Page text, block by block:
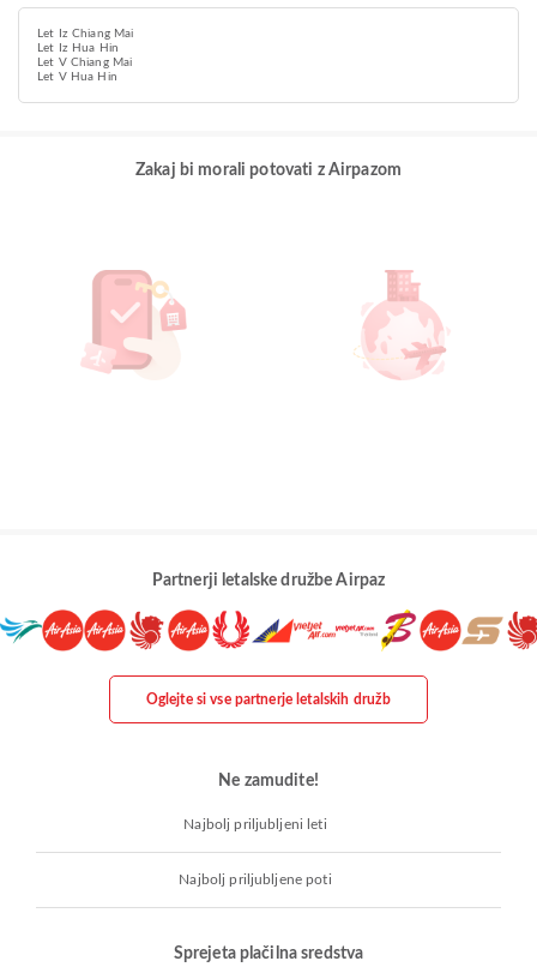
Let Iz Chiang Mai
Let Iz Hua Hin
Let V Chiang Mai
Let V Hua Hin
Zakaj bi morali potovati z Airpazom
Partnerji letalske družbe Airpaz
Oglejte si vse partnerje letalskih družb
Ne zamudite!
Najbolj priljubljeni leti
Najbolj priljubljene poti
Sprejeta plačilna sredstva